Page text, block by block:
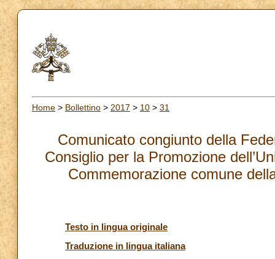
Home > Bollettino > 2017 > 10 > 31
Comunicato congiunto della
Consiglio per la Promozione
Commemorazione comune
Testo in lingua originale
Traduzione in lingua italiana